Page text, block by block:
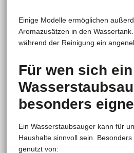
Einige Modelle ermöglichen
Aromazusätzen in den
während der Reinigung ein
Für wen sich ein
besonders
Ein Wasserstaubsauger kann für
Haushalte sinnvoll sein.
genutzt von: